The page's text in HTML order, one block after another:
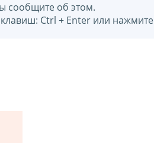
сообщите об этом.
Ctrl + Enter или нажмите